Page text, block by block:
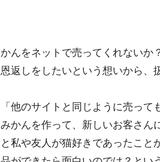
かんをネットで売ってくれないか
恩返しをしたいという想いから、
「他のサイトと同じように売っ
みかんを作って、新しいお客さん
と私や友人が猫好きであったこと